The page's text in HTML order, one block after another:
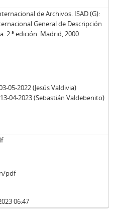
de Archivos. ISAD (G):
General de Descripción
2.ª edición. Madrid, 2000.
05-2022 (Jesús Valdivia)
04-2023 (Sebastián Valdebenito)
pdf
06:47